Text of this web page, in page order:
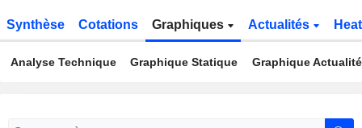
Synthèse Cotations Graphiques Actualités
Analyse Technique Graphique Statique Graphique